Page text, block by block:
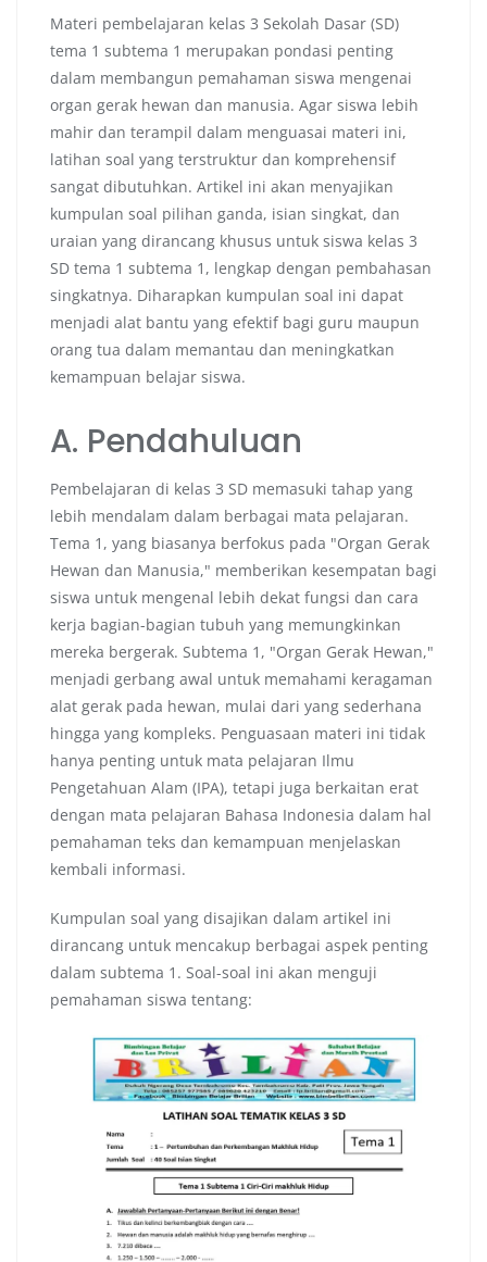
Materi pembelajaran kelas 3 Sekolah Dasar (SD)
tema 1 subtema 1 merupakan pondasi penting
dalam membangun pemahaman siswa mengenai
organ gerak hewan dan manusia. Agar siswa lebih
mahir dan terampil dalam menguasai materi ini,
latihan soal yang terstruktur dan komprehensif
sangat dibutuhkan. Artikel ini akan menyajikan
kumpulan soal pilihan ganda, isian singkat, dan
uraian yang dirancang khusus untuk siswa kelas 3
SD tema 1 subtema 1, lengkap dengan pembahasan
singkatnya. Diharapkan kumpulan soal ini dapat
menjadi alat bantu yang efektif bagi guru maupun
orang tua dalam memantau dan meningkatkan
kemampuan belajar siswa.
A. Pendahuluan
Pembelajaran di kelas 3 SD memasuki tahap yang
lebih mendalam dalam berbagai mata pelajaran.
Tema 1, yang biasanya berfokus pada "Organ Gerak
Hewan dan Manusia," memberikan kesempatan bagi
siswa untuk mengenal lebih dekat fungsi dan cara
kerja bagian-bagian tubuh yang memungkinkan
mereka bergerak. Subtema 1, "Organ Gerak Hewan,"
menjadi gerbang awal untuk memahami keragaman
alat gerak pada hewan, mulai dari yang sederhana
hingga yang kompleks. Penguasaan materi ini tidak
hanya penting untuk mata pelajaran Ilmu
Pengetahuan Alam (IPA), tetapi juga berkaitan erat
dengan mata pelajaran Bahasa Indonesia dalam hal
pemahaman teks dan kemampuan menjelaskan
kembali informasi.
Kumpulan soal yang disajikan dalam artikel ini
dirancang untuk mencakup berbagai aspek penting
dalam subtema 1. Soal-soal ini akan menguji
pemahaman siswa tentang: